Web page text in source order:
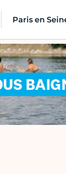
Paris en